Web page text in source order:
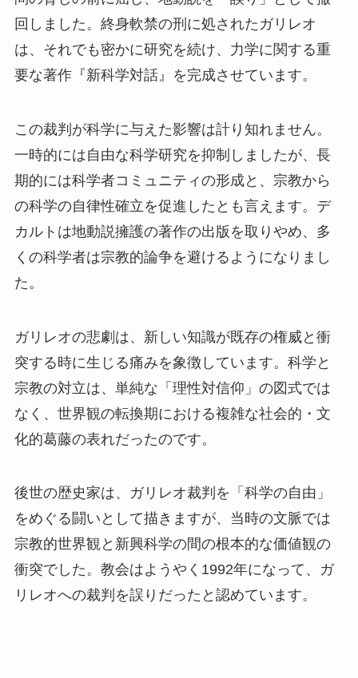
回しました。終身軟禁の刑に処されたガリレオ
は、それでも密かに研究を続け、力学に関する重
要な著作『新科学対話』を完成させています。
この裁判が科学に与えた影響は計り知れません。
一時的には自由な科学研究を抑制しましたが、長
期的には科学者コミュニティの形成と、宗教から
の科学の自律性確立を促進したとも言えます。デ
カルトは地動説擁護の著作の出版を取りやめ、多
くの科学者は宗教的論争を避けるようになりまし
た。
ガリレオの悲劇は、新しい知識が既存の権威と衝
突する時に生じる痛みを象徴しています。科学と
宗教の対立は、単純な「理性対信仰」の図式では
なく、世界観の転換期における複雑な社会的・文
化的葛藤の表れだったのです。
後世の歴史家は、ガリレオ裁判を「科学の自由」
をめぐる闘いとして描きますが、当時の文脈では
宗教的世界観と新興科学の間の根本的な価値観の
衝突でした。教会はようやく1992年になって、ガ
リレオへの裁判を誤りだったと認めています。